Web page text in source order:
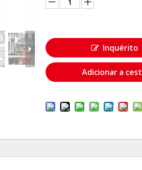
Inquérito
Adicionar a